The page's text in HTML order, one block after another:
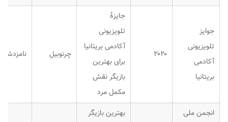
جوایز
تلویزیونی
آکادمی
بریتانیا
۲۰۲۰
جایزهٔ
تلویزیونی
آکادمی بریتانیا
برای بهترین
بازیگر نقش
مکمل مرد
چرنوبیل نامزدشده
انجمن ملی
بهترین بازیگر